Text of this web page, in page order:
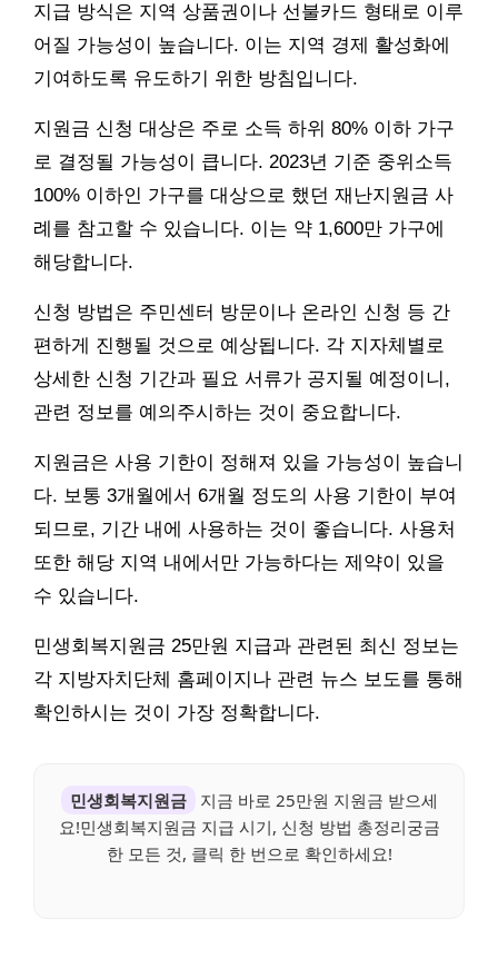
지급 방식은 지역 상품권이나 선불카드 형태로 이루
어질 가능성이 높습니다. 이는 지역 경제 활성화에
기여하도록 유도하기 위한 방침입니다.
지원금 신청 대상은 주로 소득 하위 80% 이하 가구
로 결정될 가능성이 큽니다. 2023년 기준 중위소득
100% 이하인 가구를 대상으로 했던 재난지원금 사
례를 참고할 수 있습니다. 이는 약 1,600만 가구에
해당합니다.
신청 방법은 주민센터 방문이나 온라인 신청 등 간
편하게 진행될 것으로 예상됩니다. 각 지자체별로
상세한 신청 기간과 필요 서류가 공지될 예정이니,
관련 정보를 예의주시하는 것이 중요합니다.
지원금은 사용 기한이 정해져 있을 가능성이 높습니
다. 보통 3개월에서 6개월 정도의 사용 기한이 부여
되므로, 기간 내에 사용하는 것이 좋습니다. 사용처
또한 해당 지역 내에서만 가능하다는 제약이 있을
수 있습니다.
민생회복지원금 25만원 지급과 관련된 최신 정보는
각 지방자치단체 홈페이지나 관련 뉴스 보도를 통해
확인하시는 것이 가장 정확합니다.
민생회복지원금
지금 바로 25만원 지원금 받으세
요!민생회복지원금 지급 시기, 신청 방법 총정리궁금
한 모든 것, 클릭 한 번으로 확인하세요!